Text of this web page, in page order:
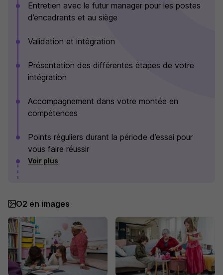
Entretien avec le futur manager pour les postes
d’encadrants et au siège
Validation et intégration
Présentation des différentes étapes de votre
intégration
Accompagnement dans votre montée en
compétences
Points réguliers durant la période d’essai pour
vous faire réussir
Voir plus
O2 en images